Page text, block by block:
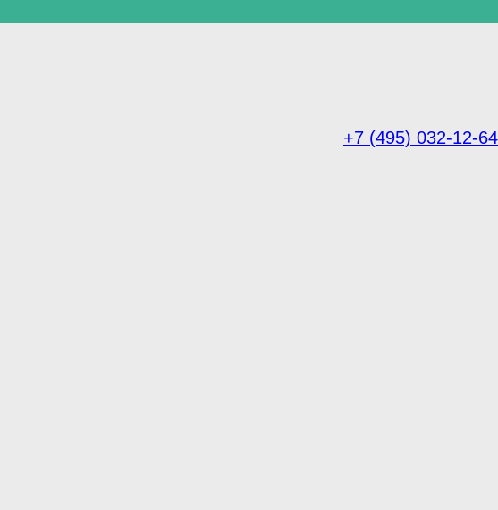
+7 (495) 032-12-64